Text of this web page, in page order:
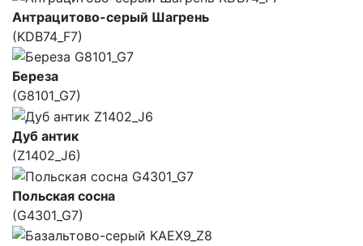
Антрацитово-серый Шагрень
(KDB74_F7)
Береза
(G8101_G7)
Дуб антик
(Z1402_J6)
Польская сосна
(G4301_G7)